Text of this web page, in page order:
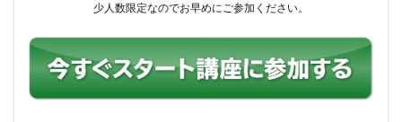
少人数限定なのでお早めにご参加ください。